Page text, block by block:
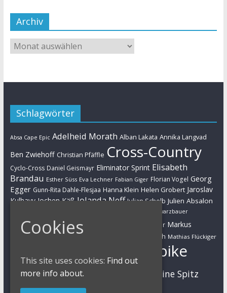
Archiv
Schlagwörter
Absa Cape Epic Adelheid Morath Alban Lakata Annika Langvad
Ben Zwiehoff Christian Pfäffle Cross-Country
Cyclo-Cross Daniel Geismayr Eliminator Sprint Elisabeth
Brandau Esther Süss Eva Lechner Fabian Giger Florian Vogel Georg
Egger Gunn-Rita Dahle-Flesjaa Hanna Klein Helen Grobert Jaroslav
Kulhavy Jochen Käß Jolanda Neff Julian Schelb Julien Absalon
Luca Schwarzbauer
Manuel FumicMarathon Markus Bauer Markus
Kaufmann Markus Schulte-Lünzum Martin Gluth Mathias Flückiger
Mountainbike
MTB Nadine Rieder Sabine Spitz
Simon Stiebjahn UCI
Cookies
This site uses cookies: Find out
more info about.